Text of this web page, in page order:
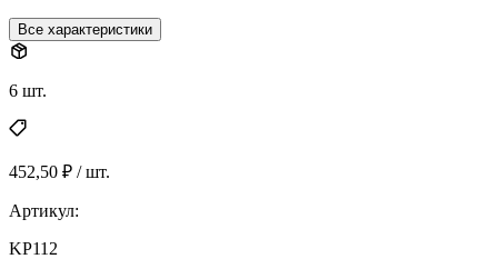
Все характеристики
6 шт.
452,50 ₽ / шт.
Артикул:
KP112